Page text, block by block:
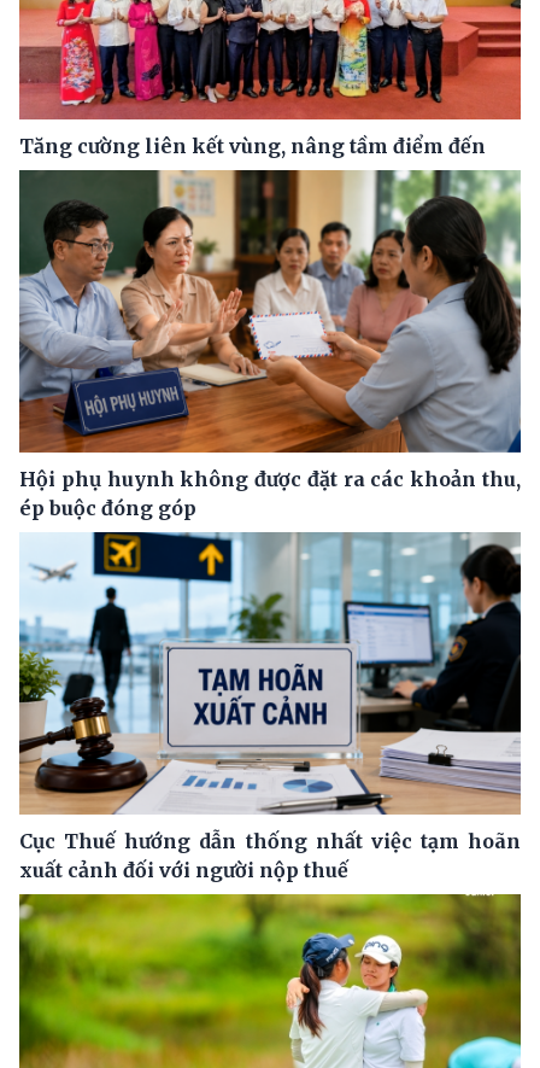
Tăng cường liên kết vùng, nâng tầm điểm đến
Hội phụ huynh không được đặt ra các khoản thu,
ép buộc đóng góp
Cục Thuế hướng dẫn thống nhất việc tạm hoãn
xuất cảnh đối với người nộp thuế